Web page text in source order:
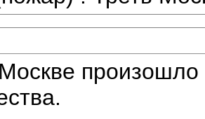
произошло